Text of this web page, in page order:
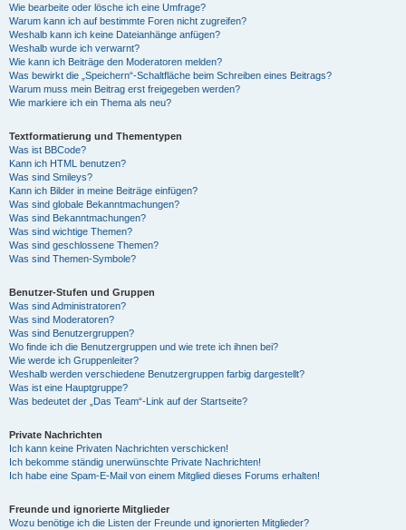
Wie bearbeite oder lösche ich eine Umfrage?
Warum kann ich auf bestimmte Foren nicht zugreifen?
Weshalb kann ich keine Dateianhänge anfügen?
Weshalb wurde ich verwarnt?
Wie kann ich Beiträge den Moderatoren melden?
Was bewirkt die „Speichern“-Schaltfläche beim Schreiben eines Beitrags?
Warum muss mein Beitrag erst freigegeben werden?
Wie markiere ich ein Thema als neu?
Textformatierung und Thementypen
Was ist BBCode?
Kann ich HTML benutzen?
Was sind Smileys?
Kann ich Bilder in meine Beiträge einfügen?
Was sind globale Bekanntmachungen?
Was sind Bekanntmachungen?
Was sind wichtige Themen?
Was sind geschlossene Themen?
Was sind Themen-Symbole?
Benutzer-Stufen und Gruppen
Was sind Administratoren?
Was sind Moderatoren?
Was sind Benutzergruppen?
Wo finde ich die Benutzergruppen und wie trete ich ihnen bei?
Wie werde ich Gruppenleiter?
Weshalb werden verschiedene Benutzergruppen farbig dargestellt?
Was ist eine Hauptgruppe?
Was bedeutet der „Das Team“-Link auf der Startseite?
Private Nachrichten
Ich kann keine Privaten Nachrichten verschicken!
Ich bekomme ständig unerwünschte Private Nachrichten!
Ich habe eine Spam-E-Mail von einem Mitglied dieses Forums erhalten!
Freunde und ignorierte Mitglieder
Wozu benötige ich die Listen der Freunde und ignorierten Mitglieder?